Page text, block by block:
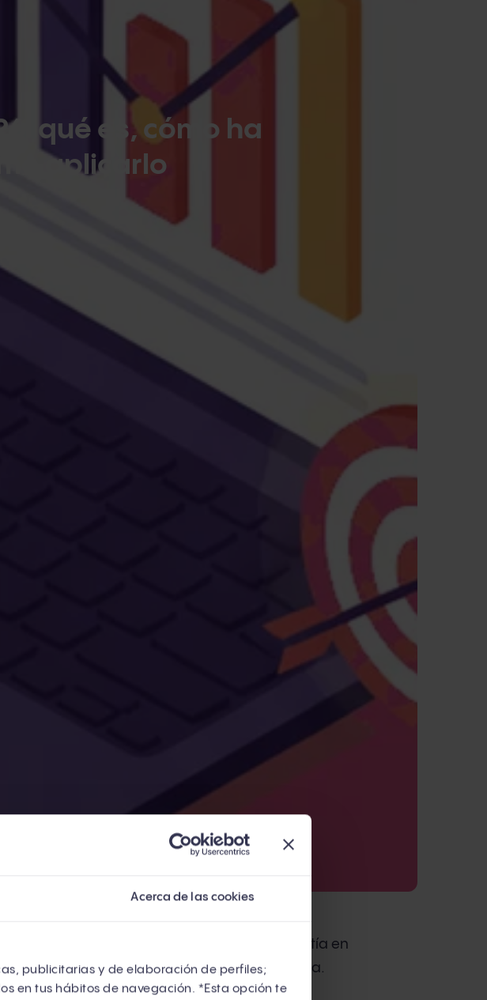
Acerca de las cookies
publicitarias y de elaboración de perfiles;
en tus hábitos de navegación. *Esta opción te
qué es, cómo ha
aplicarlo
aprendiste que el inbound consistía en
esperar a que los leads llegaran. Funcionaba.
construyeron sus departamentos de